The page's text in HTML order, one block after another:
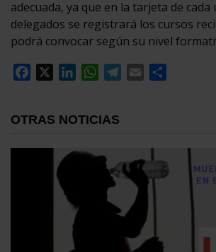
adecuada, ya que en la tarjeta de cada
delegados se registrará los cursos
podrá convocar según su nivel
Facebook
LinkedInWhatsApp
Telegram
Email
OTRAS NOTICIAS